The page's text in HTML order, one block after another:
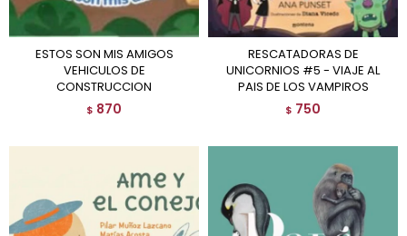
ESTOS SON MIS AMIGOS
VEHICULOS DE
CONSTRUCCION
$ 870
RESCATADORAS DE
UNICORNIOS #5 - VIAJE AL
PAIS DE LOS VAMPIROS
$ 750